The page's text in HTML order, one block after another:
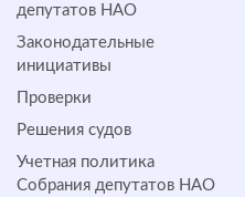
депутатов НАО
Законодательные
инициативы
Проверки
Решения судов
Учетная политика
Собрания депутатов НАО